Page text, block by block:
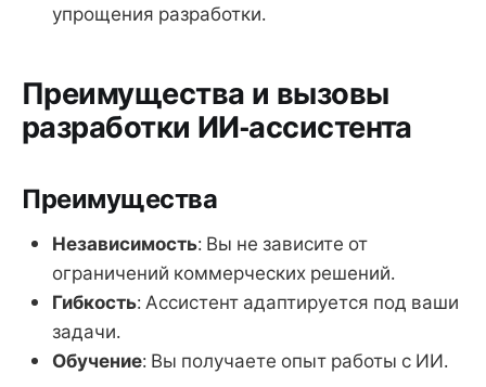
упрощения разработки.
Преимущества и вызовы
разработки ИИ-ассистента
Преимущества
Независимость: Вы не зависите от
ограничений коммерческих решений.
Гибкость: Ассистент адаптируется под ваши
задачи.
Обучение: Вы получаете опыт работы с ИИ.